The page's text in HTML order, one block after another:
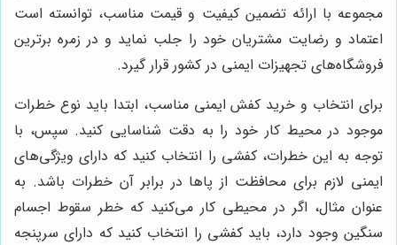
مجموعه با ارائه تضمین کیفیت و قیمت مناسب، توانسته است
اعتماد و رضایت مشتریان خود را جلب نماید و در زمره برترین
فروشگاه‌های تجهیزات ایمنی در کشور قرار گیرد.
برای انتخاب و خرید کفش ایمنی مناسب، ابتدا باید نوع خطرات
موجود در محیط کار خود را به دقت شناسایی کنید. سپس، با
توجه به این خطرات، کفشی را انتخاب کنید که دارای ویژگی‌های
ایمنی لازم برای محافظت از پاها در برابر آن خطرات باشد. به
عنوان مثال، اگر در محیطی کار می‌کنید که خطر سقوط اجسام
سنگین وجود دارد، باید کفشی را انتخاب کنید که دارای سرپنجه